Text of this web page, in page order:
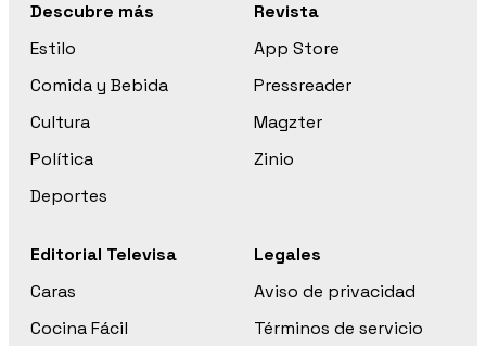
Descubre más
Estilo
Comida y Bebida
Cultura
Política
Deportes
Revista
App Store
Pressreader
Magzter
Zinio
Editorial Televisa
Caras
Cocina Fácil
Legales
Aviso de privacidad
Términos de servicio